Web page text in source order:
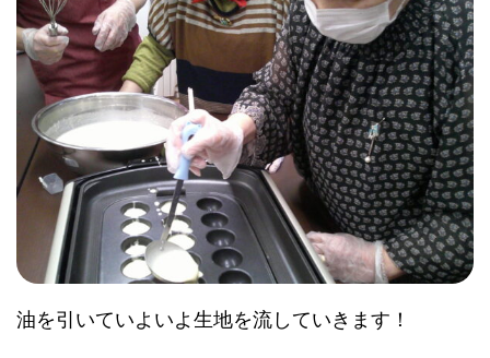
油を引いていよいよ生地を流していきます！